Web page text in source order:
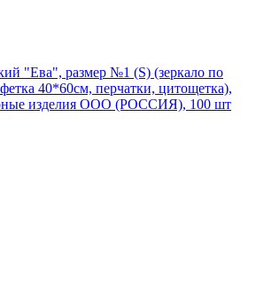
"Ева", размер №1 (S) (зеркало по
40*60см, перчатки, цитощетка),
изделия OOO (РОССИЯ), 100 шт